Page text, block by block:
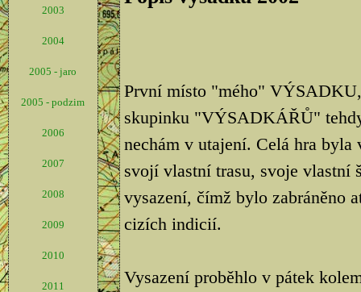
2003
2004
2005 - jaro
2005 - podzim
2006
2007
2008
2009
2010
2011
První místo "mého"
skupinku "VÝSADKÁŘŮ"
nechám v utajení. Celá hra byla
svojí vlastní trasu, svoje vlastní
vysazení, čímž bylo zabráněno
cizích indicií.
Vysazení proběhlo v pátek